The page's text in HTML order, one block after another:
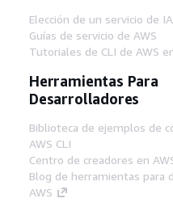
Elección de un servicio de
Guías de servicio de AWS
Tutoriales de CLI de AWS
Herramientas Para
Desarrolladores
Biblioteca de ejemplos de
AWS CLI
Centro de creadores en
Blog de herramientas para
AWS